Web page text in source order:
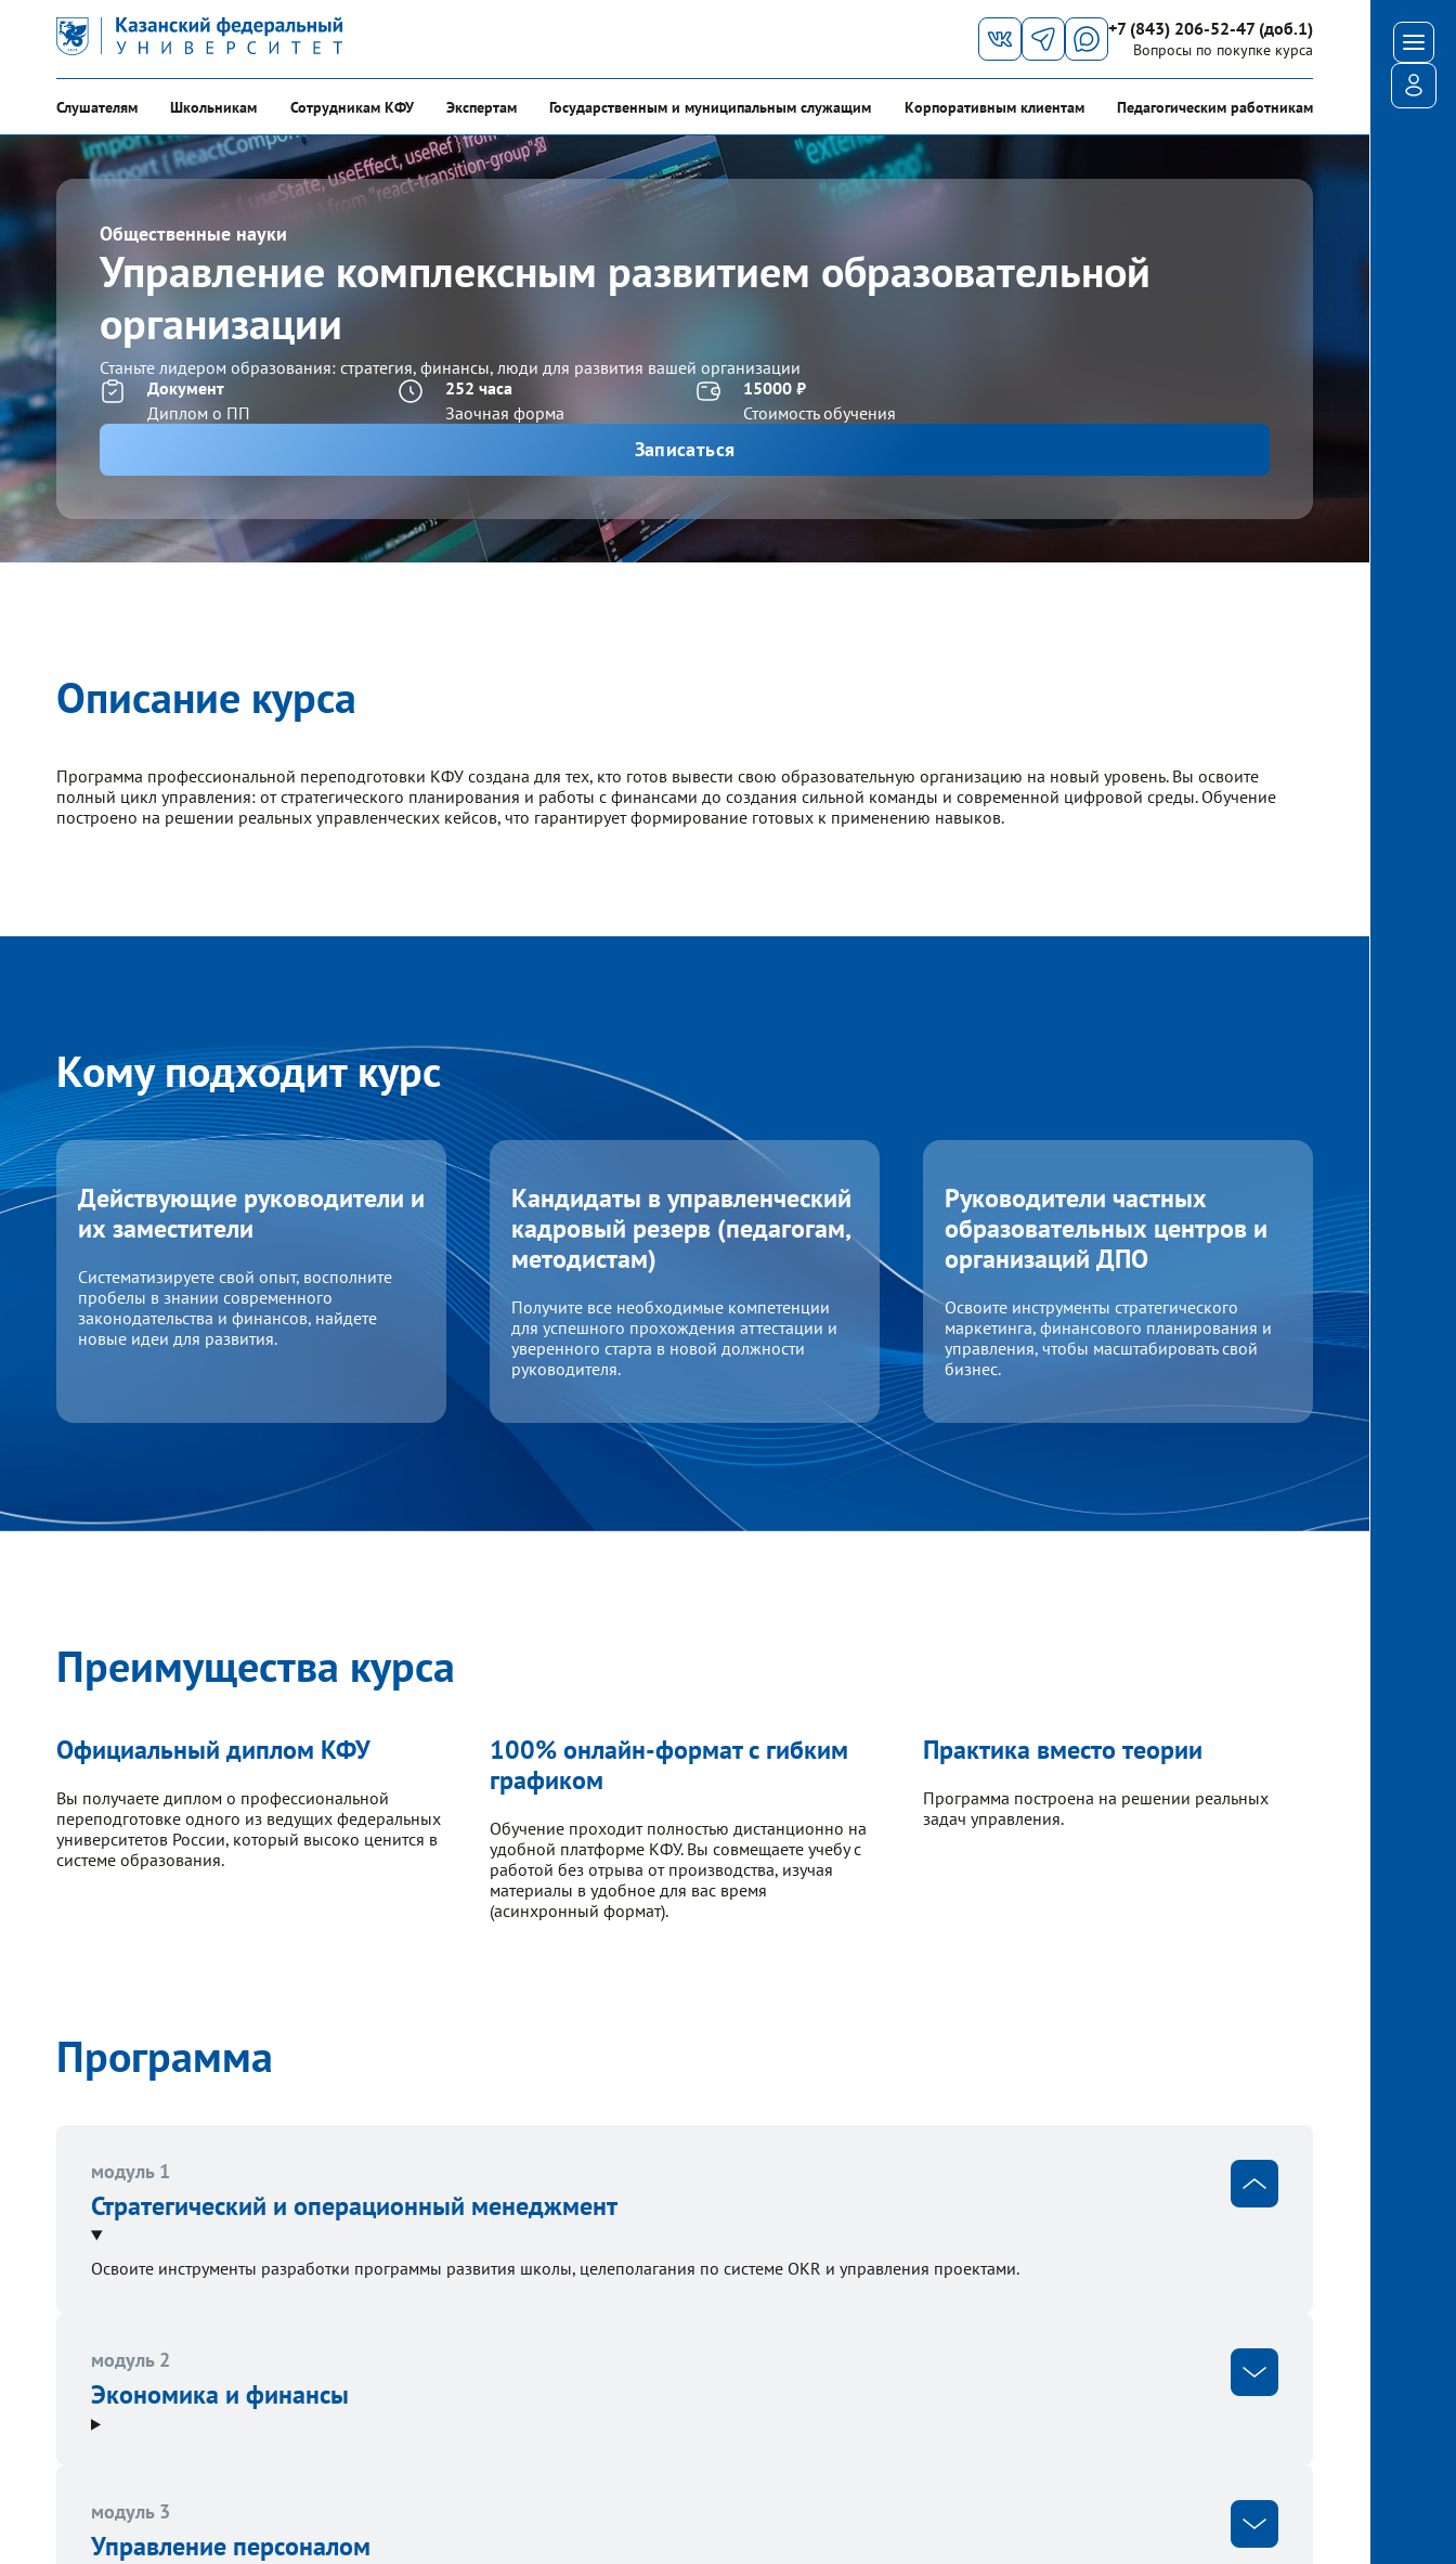
+7 (843) 206-52-47 (доб.1)
Вопросы по покупке курса
Слушателям Школьникам Сотрудникам КФУ Экспертам Государственным и муниципальным служащим Корпоративным клиентам Педагогическим работникам
Меню
Управление комплексным развитием образовательной
организации
Общественные науки
Станьте лидером образования: стратегия, финансы, люди для развития вашей организации
Документ
Диплом о ПП
252 часа
Заочная форма
15000 ₽
Стоимость обучения
Записаться
Описание курса
Программа профессиональной переподготовки КФУ создана для тех, кто готов вывести свою образовательную организацию на новый уровень. Вы освоите
полный цикл управления: от стратегического планирования и работы с финансами до создания сильной команды и современной цифровой среды. Обучение
построено на решении реальных управленческих кейсов, что гарантирует формирование готовых к применению навыков.
Кому подходит курс
Действующие руководители и
их заместители
Систематизируете свой опыт, восполните
пробелы в знании современного
законодательства и финансов, найдете
новые идеи для развития.
Кандидаты в управленческий
кадровый резерв (педагогам,
методистам)
Получите все необходимые компетенции
для успешного прохождения аттестации и
уверенного старта в новой должности
руководителя.
Руководители частных
образовательных центров и
организаций ДПО
Освоите инструменты стратегического
маркетинга, финансового планирования и
управления, чтобы масштабировать свой
бизнес.
Преимущества курса
Официальный диплом КФУ
Вы получаете диплом о профессиональной
переподготовке одного из ведущих федеральных
университетов России, который высоко ценится в
системе образования.
100% онлайн-формат с гибким
графиком
Обучение проходит полностью дистанционно на
удобной платформе КФУ. Вы совмещаете учебу с
работой без отрыва от производства, изучая
материалы в удобное для вас время
(асинхронный формат).
Практика вместо теории
Программа построена на решении реальных
задач управления.
Программа
модуль 1
Стратегический и операционный менеджмент
Освоите инструменты разработки программы развития школы, целеполагания по системе OKR и управления проектами.
модуль 2
Экономика и финансы
модуль 3
Управление персоналом